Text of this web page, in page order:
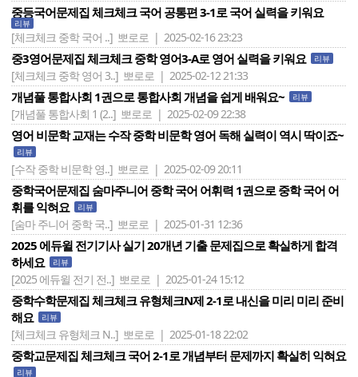
중등국어문제집 체크체크 국어 공통편 3-1로 국어 실력을 키워요
리뷰
[체크체크 중학 국어 ..] 뽀로로 | 2025-02-16 23:23
중3영어문제집 체크체크 중학 영어3-A로 영어 실력을 키워요 리뷰
[체크체크 중학 영어 3..] 뽀로로 | 2025-02-12 21:33
개념풀 통합사회 1권으로 통합사회 개념을 쉽게 배워요~ 리뷰
[개념풀 통합사회 1 (2..] 뽀로로 | 2025-02-09 22:38
영어 비문학 교재는 수작 중학 비문학 영어 독해 실력이 역시 딱이죠~
리뷰
[수작 중학 비문학 영..] 뽀로로 | 2025-02-09 20:11
중학국어문제집 숨마주니어 중학 국어 어휘력 1권으로 중학 국어 어
휘를 익혀요
리뷰
[숨마 주니어 중학 국..] 뽀로로 | 2025-01-31 12:36
2025 에듀윌 전기기사 실기 20개년 기출 문제집으로 확실하게 합격
하세요
리뷰
[2025 에듀윌 전기 전..] 뽀로로 | 2025-01-24 15:12
중학수학문제집 체크체크 유형체크N제 2-1로 내신을 미리 미리 준비
해요
리뷰
[체크체크 유형체크 N..] 뽀로로 | 2025-01-18 22:02
중학교문제집 체크체크 국어 2-1로 개념부터 문제까지 확실히 익혀요
리뷰